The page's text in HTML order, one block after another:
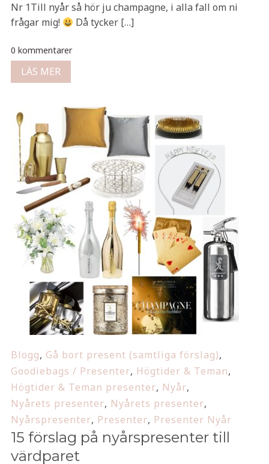
Nr 1Till nyår så hör ju champagne, i alla fall om ni
frågar mig!
Då tycker […]
0 kommentarer
LÄS MER
Blogg, Gå bort present (samtliga förslag),
Goodiebags / Presenter, Högtider & Teman,
Högtider & Teman presenter, Nyår,
Nyårets presenter, Nyårets presenter,
Nyårspresenter, Presenter, Presenter Nyår
15 förslag på nyårspresenter till
värdparet